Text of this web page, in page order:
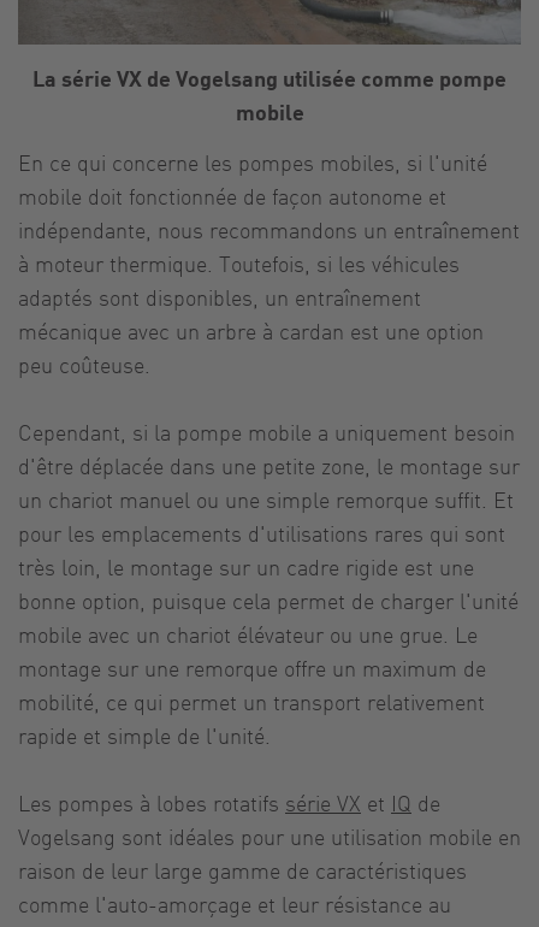
La série VX de Vogelsang utilisée comme pompe
mobile
En ce qui concerne les pompes mobiles, si l'unité
mobile doit fonctionnée de façon autonome et
indépendante, nous recommandons un entraînement
à moteur thermique. Toutefois, si les véhicules
adaptés sont disponibles, un entraînement
mécanique avec un arbre à cardan est une option
peu coûteuse.
Cependant, si la pompe mobile a uniquement besoin
d'être déplacée dans une petite zone, le montage sur
un chariot manuel ou une simple remorque suffit. Et
pour les emplacements d'utilisations rares qui sont
très loin, le montage sur un cadre rigide est une
bonne option, puisque cela permet de charger l'unité
mobile avec un chariot élévateur ou une grue. Le
montage sur une remorque offre un maximum de
mobilité, ce qui permet un transport relativement
rapide et simple de l'unité.
Les pompes à lobes rotatifs série VX et IQ de
Vogelsang sont idéales pour une utilisation mobile en
raison de leur large gamme de caractéristiques
comme l'auto-amorçage et leur résistance au